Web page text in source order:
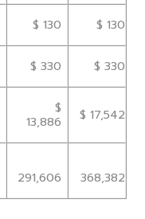
$ 130
$ 130
$ 330
$ 330
$
13,886
$ 17,542
291,606 368,382